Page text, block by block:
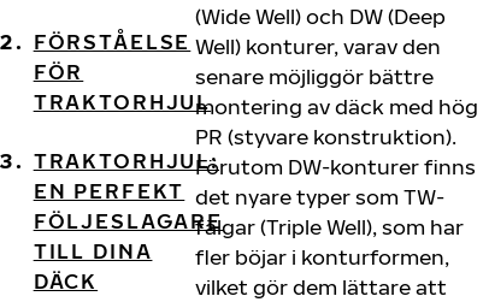
FÖRSTÅELSE
FÖR
TRAKTORHJUL
TRAKTORHJUL:
EN PERFEKT
FÖLJESLAGARE
TILL DINA
DÄCK
(Wide Well) och DW (Deep
Well) konturer, varav den
senare möjliggör bättre
montering av däck med hög
PR (styvare konstruktion).
Förutom DW-konturer finns
det nyare typer som TW-
fälgar (Triple Well), som har
fler böjar i konturformen,
vilket gör dem lättare att